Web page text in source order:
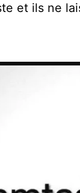
et ils ne